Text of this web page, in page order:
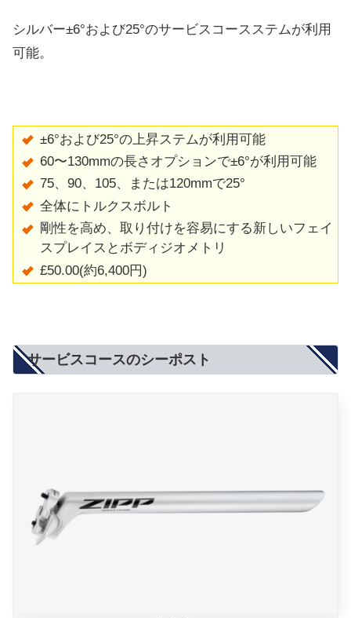
シルバー±6°および25°のサービスコースステムが利用
可能。
±6°および25°の上昇ステムが利用可能
60〜130mmの長さオプションで±6°が利用可能
75、90、105、または120mmで25°
全体にトルクスボルト
剛性を高め、取り付けを容易にする新しいフェイ
スプレイスとボディジオメトリ
£50.00(約6,400円)
サービスコースのシーポスト